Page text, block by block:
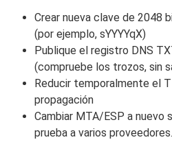
Crear nueva clave de 2048
(por ejemplo, sYYYYqX)
Publique el registro DNS
(compruebe los trozos, sin
Reducir temporalmente el
propagación
Cambiar MTA/ESP a nuevo
prueba a varios proveedores.